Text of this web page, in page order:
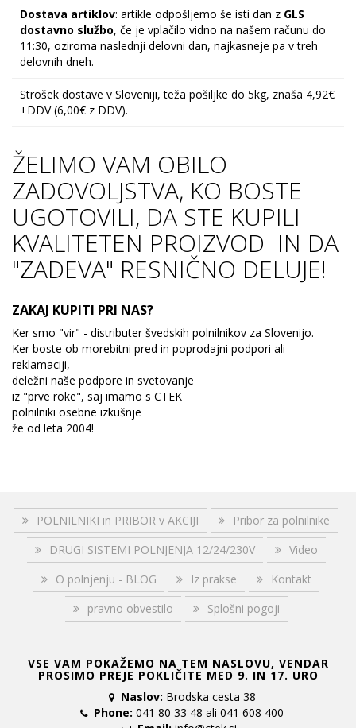
Dostava artiklov: artikle odpošljemo še isti dan z GLS
dostavno službo, če je vplačilo vidno na našem računu do
11:30, oziroma naslednji delovni dan, najkasneje pa v treh
delovnih dneh.
Strošek dostave v Sloveniji, teža pošiljke do 5kg, znaša 4,92€
+DDV (6,00€ z DDV).
ŽELIMO VAM OBILO
ZADOVOLJSTVA, KO BOSTE
UGOTOVILI, DA STE KUPILI
KVALITETEN PROIZVOD IN DA
"ZADEVA" RESNIČNO DELUJE!
ZAKAJ KUPITI PRI NAS?
Ker smo "vir" - distributer švedskih polnilnikov za Slovenijo.
Ker boste ob morebitni pred in poprodajni podpori ali
reklamaciji,
deležni naše podpore in svetovanje
iz "prve roke", saj imamo s CTEK
polnilniki osebne izkušnje
že od leta 2004!
POLNILNIKI in PRIBOR v AKCIJI
Pribor za polnilnike
DRUGI SISTEMI POLNJENJA 12/24/230V
Video
O polnjenju - BLOG
Iz prakse
Kontakt
pravno obvestilo
Splošni pogoji
VSE VAM POKAŽEMO NA TEM NASLOVU, VENDAR
PROSIMO PREJE POKLIČITE MED 9. IN 17. URO
Naslov: Brodska cesta 38
Phone: 041 80 33 48 ali 041 608 400